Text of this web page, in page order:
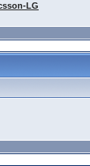
LG